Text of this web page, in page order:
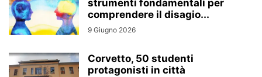
strumenti fondamentali per
comprendere il disagio...
9 Giugno 2026
Corvetto, 50 studenti
protagonisti in città